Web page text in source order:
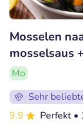
Mosselen
mosselsaus
Mo
Sehr
9.9
Perfekt •